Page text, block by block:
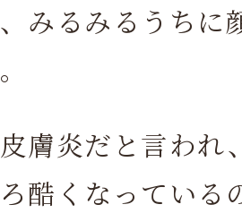
みるみるうちに
膚炎だと言われ
酷くなっている